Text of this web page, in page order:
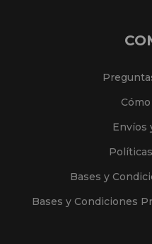
Envíos
Bases y
Bases y Condiciones